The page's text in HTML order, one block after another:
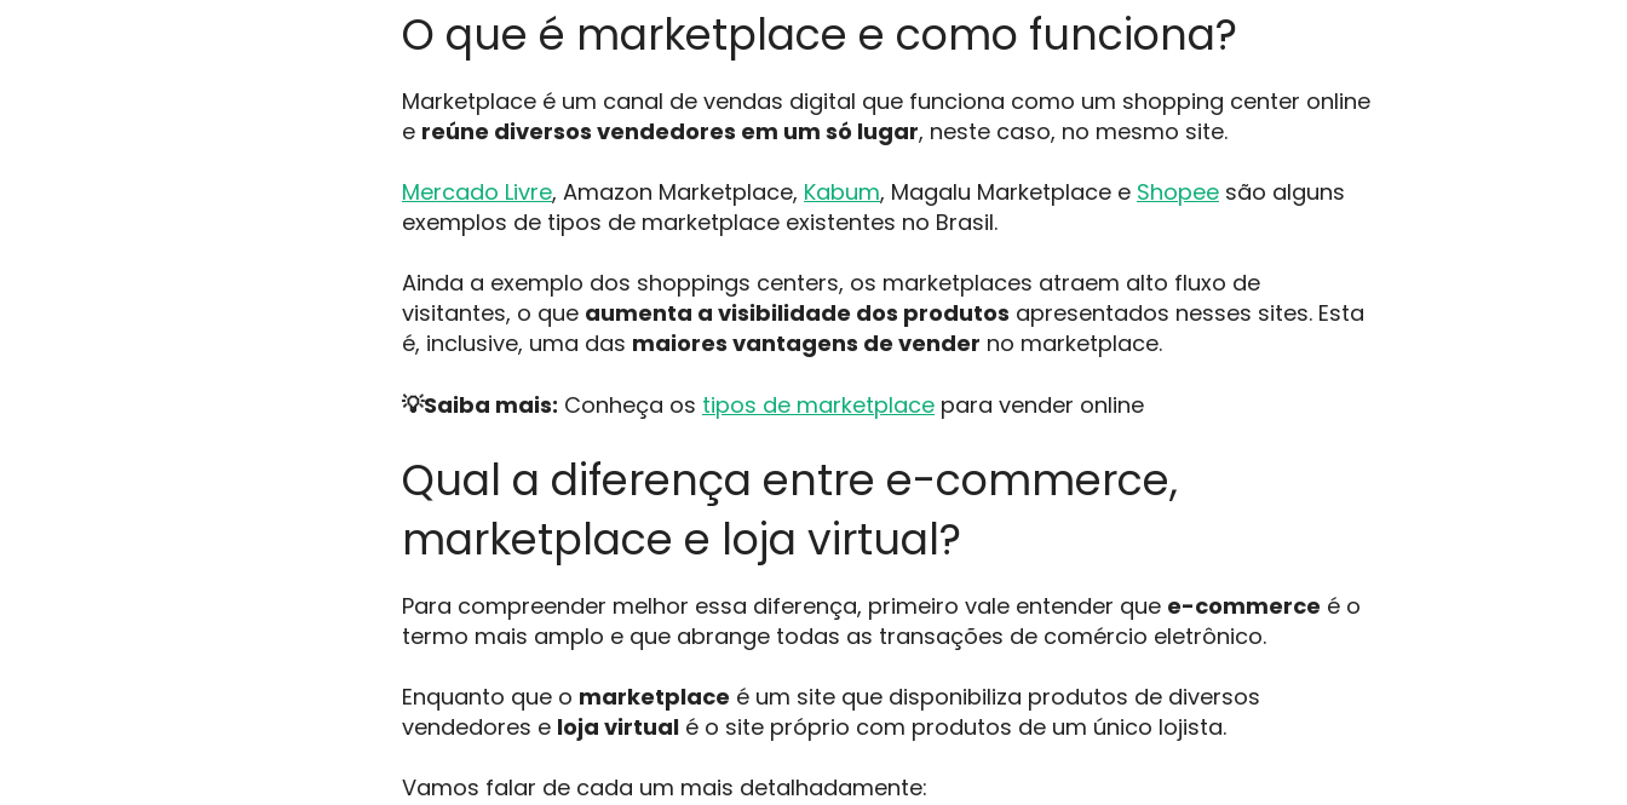
O que é marketplace e como funciona?
Marketplace é um canal de vendas digital que funciona como um shopping center online
e reúne diversos vendedores em um só lugar, neste caso, no mesmo site.
Mercado Livre, Amazon Marketplace, Kabum, Magalu Marketplace e Shopee são alguns
exemplos de tipos de marketplace existentes no Brasil.
Ainda a exemplo dos shoppings centers, os marketplaces atraem alto fluxo de
visitantes, o que aumenta a visibilidade dos produtos apresentados nesses sites. Esta
é, inclusive, uma das maiores vantagens de vender no marketplace.
💡Saiba mais: Conheça os tipos de marketplace para vender online
Qual a diferença entre e-commerce,
marketplace e loja virtual?
Para compreender melhor essa diferença, primeiro vale entender que e-commerce é o
termo mais amplo e que abrange todas as transações de comércio eletrônico.
Enquanto que o marketplace é um site que disponibiliza produtos de diversos
vendedores e loja virtual é o site próprio com produtos de um único lojista.
Vamos falar de cada um mais detalhadamente: